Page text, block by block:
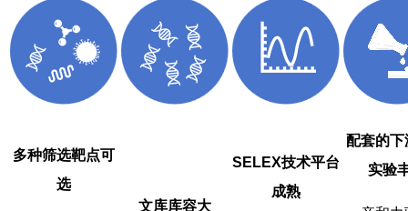
多种筛选靶点可
选
文库库容大
SELEX技术平台
成熟
配套的下
实验